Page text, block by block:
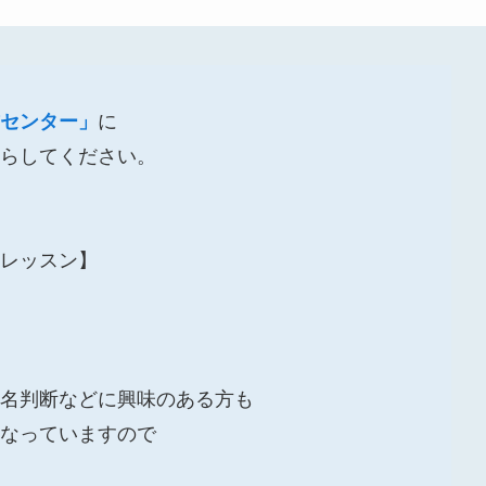
ンター」 に
してください。
ッスン】
判断などに興味のある方も
っていますので